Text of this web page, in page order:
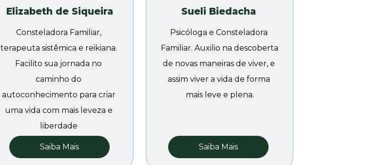
Consteladora Familiar,
terapeuta sistêmica e reikiana.
Facilito sua jornada no
caminho do
autoconhecimento para criar
uma vida com mais leveza e
liberdade
Saiba Mais
Elizabeth de Siqueira
Saiba Mais
Psicóloga e Consteladora
Familiar. Auxilio na descoberta
de novas maneiras de viver, e
assim viver a vida de forma
mais leve e plena.
Sueli Biedacha